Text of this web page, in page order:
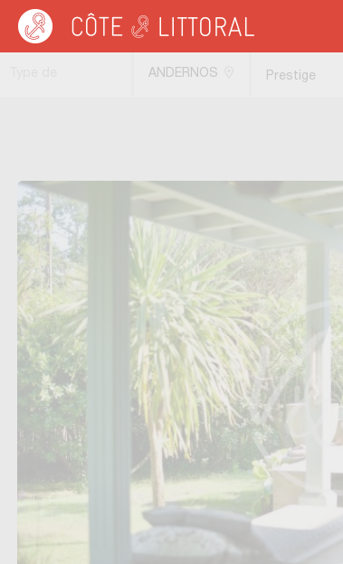
Côte & Littoral > Immobilier de prestige> Appartements de prestige
ANDERNOS
Prestige